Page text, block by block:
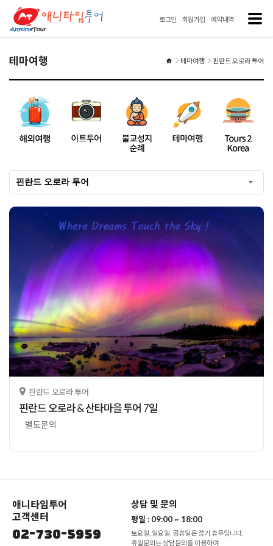
로그인 회원가입 예약내역
테마여행 테마여행 핀란드 오로라 투어
핀란드 오로라 투어
핀란드 오로라 & 산타마을 투어 7일
별도문의
애니타임투어
고객센터
02-730-5959
상담 및 문의
평일 : 09:00 ~ 18:00
토요일, 일요일, 공휴일은 정기 휴무입니다.
휴일문의는 상담문의를 이용하여